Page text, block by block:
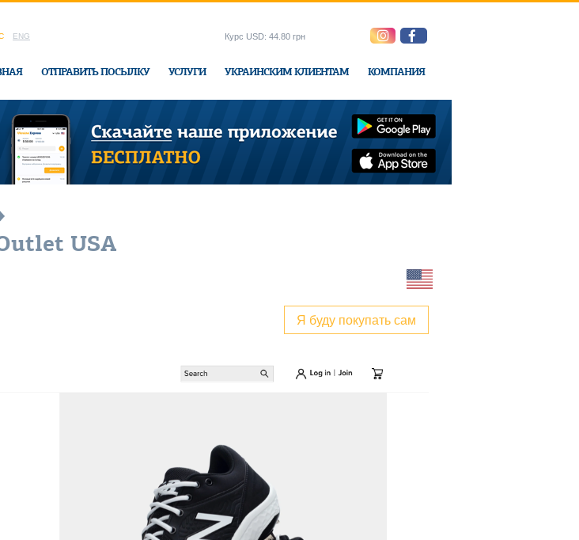
ENG
ОТПРАВИТЬ ПОСЫЛКУ УСЛУГИ УКРАИНСКИМ КЛИЕНТАМ КОМПАНИЯ
Курс USD: 44.80 грн
область:
Винницкая в офисе Ukraine-Express
USA
Я буду покупать сам